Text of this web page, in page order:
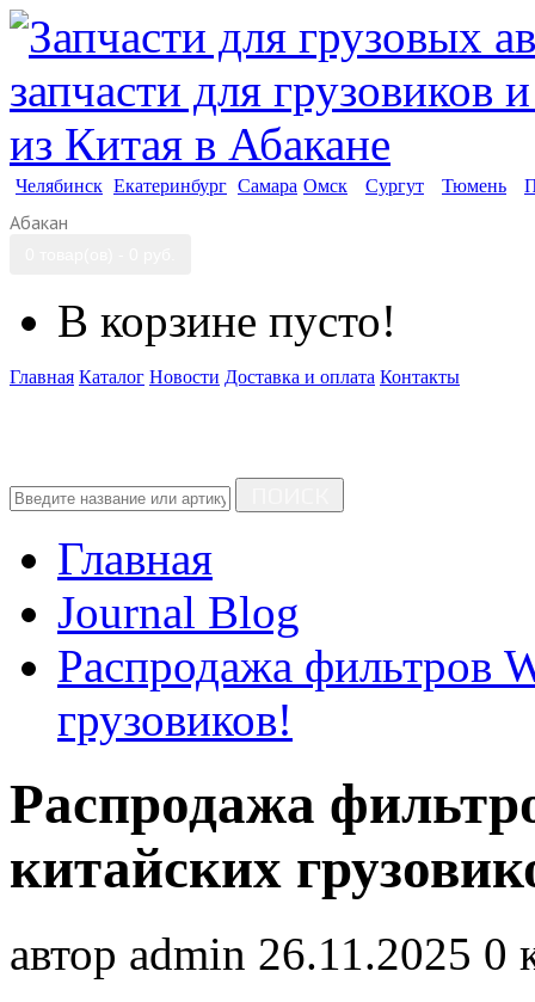
Челябинск Екатеринбург Самара Омск Сургут Тюмень
Абакан
В корзине пусто!
Главная Каталог Новости Доставка и оплата Контакты
Главная
Journal Blog
Распродажа фильтров
грузовиков!
Распродажа
китайских
автор admin 26.11.2025 0